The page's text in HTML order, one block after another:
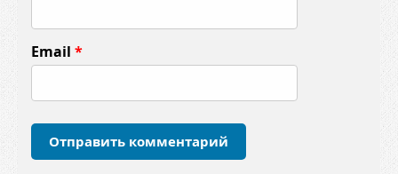
т
а
р
и
Email *